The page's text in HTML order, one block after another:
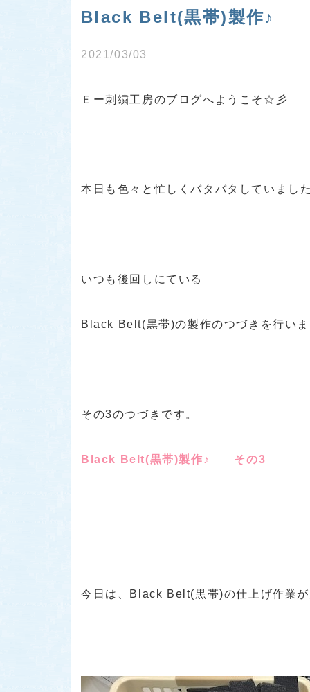
Black Belt(黒帯)製作♪
2021/03/03
Ｅー刺繍工房のブログへようこそ☆彡
本日も色々と忙しくバタバタしていました
いつも後回しにている
Black Belt(黒帯)の製作のつづきを行いま
その3のつづきです。
Black Belt(黒帯)製作♪ その3
今日は、Black Belt(黒帯)の仕上げ作業が